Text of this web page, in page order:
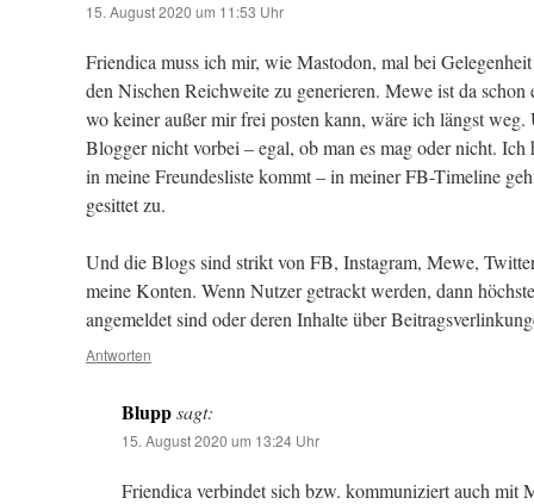
15. August 2020 um 11:53 Uhr
Friendica muss ich mir, wie Mastodon, mal bei
den Nischen Reichweite zu generieren. Mewe ist da
wo keiner außer mir frei posten kann, wäre ich längst
Blogger nicht vorbei – egal, ob man es mag oder nicht.
in meine Freundesliste kommt – in meiner FB-Timeline
gesittet zu.
Und die Blogs sind strikt von FB, Instagram, Mewe,
meine Konten. Wenn Nutzer getrackt werden, dann
angemeldet sind oder deren Inhalte über
Antworten
Blupp sagt:
15. August 2020 um 13:24 Uhr
Friendica verbindet sich bzw. kommuniziert auch mit